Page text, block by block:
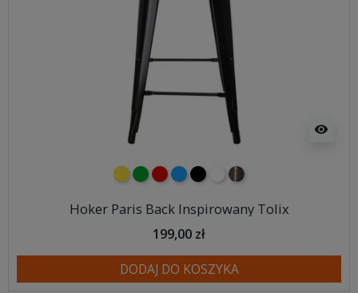
visibility
żółtyzielonyczerwony
niebieski
czarnybiałymetalowy
Hoker Paris Back Inspirowany Tolix
199,00 zł
DODAJ DO KOSZYKA